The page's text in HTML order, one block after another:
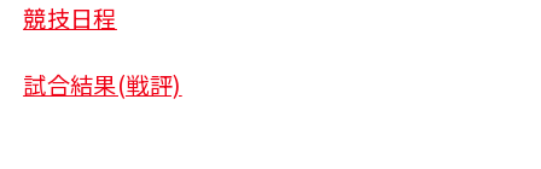
競技日程
試合結果(戦評)